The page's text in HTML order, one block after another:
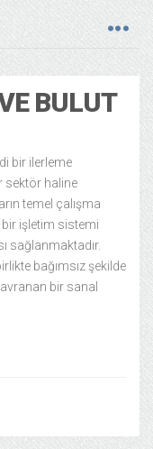
BULUT
bir ilerleme
sektör haline
temel çalışma
bir işletim sistemi
sağlanmaktadır.
bağımsız şekilde
bir sanal